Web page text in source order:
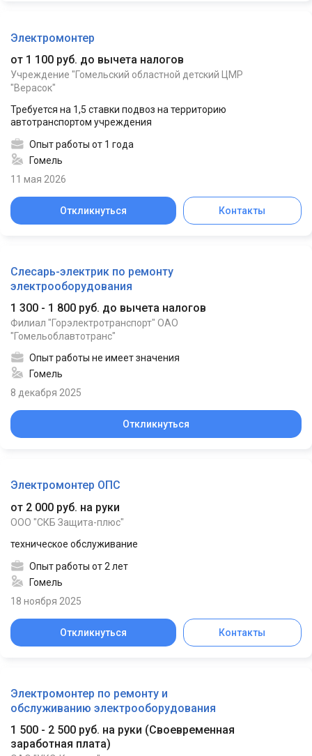
Электромонтер
от 1 100 руб. до вычета налогов
Учреждение "Гомельский областной детский ЦМР
"Верасок"
Требуется на 1,5 ставки подвоз на территорию
автотранспортом учреждения
Опыт работы от 1 года
Гомель
11 мая 2026
Откликнуться Контакты
Слесарь-электрик по ремонту
электрооборудования
1 300 - 1 800 руб. до вычета налогов
Филиал "Горэлектротранспорт" ОАО
"Гомельоблавтотранс"
Опыт работы не имеет значения
Гомель
8 декабря 2025
Откликнуться
Электромонтер ОПС
от 2 000 руб. на руки
ООО "СКБ Защита-плюс"
техническое обслуживание
Опыт работы от 2 лет
Гомель
18 ноября 2025
Откликнуться Контакты
Электромонтер по ремонту и
обслуживанию электрооборудования
1 500 - 2 500 руб. на руки (Своевременная
заработная плата)